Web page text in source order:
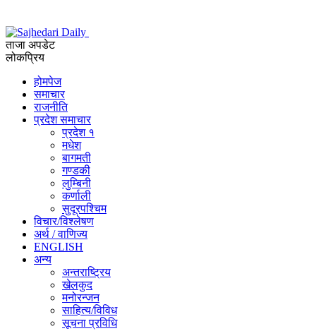
ताजा अपडेट
लोकप्रिय
होमपेज
समाचार
राजनीति
प्रदेश समाचार
प्रदेश १
मधेश
बागमती
गण्डकी
लुम्बिनी
कर्णाली
सुदूरपश्चिम
विचार/विश्‍लेषण
अर्थ / वाणिज्य
ENGLISH
अन्य
अन्तराष्ट्रिय
खेलकुद
मनोरन्जन
साहित्य/विविध
सूचना प्रविधि